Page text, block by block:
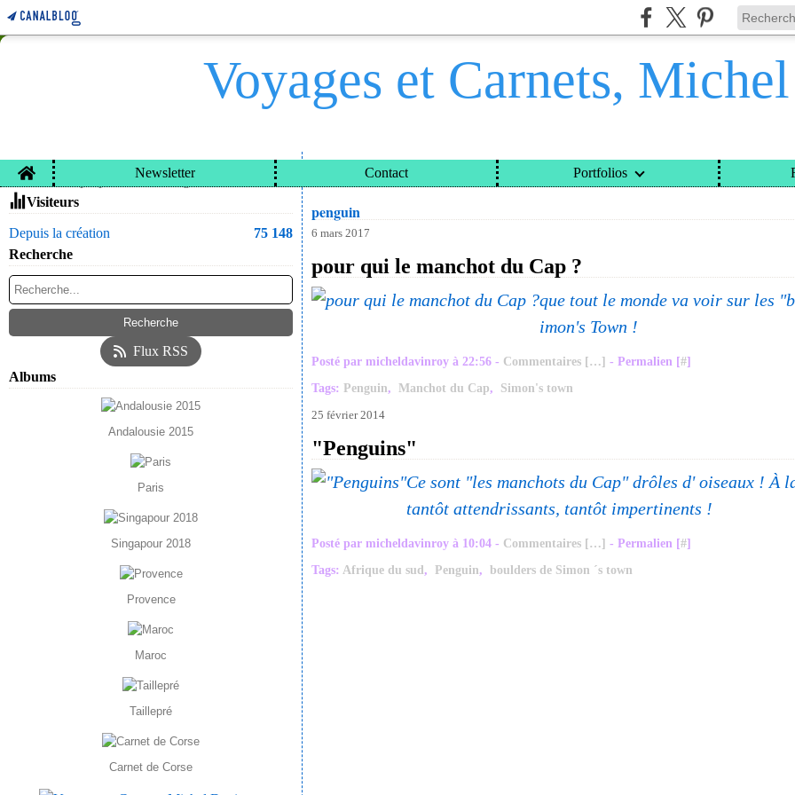
Voyages et Carnets,
Home Newsletter Contact Portfolios
Contacter le propriétaire du blog
Visiteurs
Depuis la création
75 148
Recherche
Flux RSS
Albums
Andalousie 2015
Paris
Singapour 2018
Provence
Maroc
Taillepré
Carnet de Corse
VOYAGES ET CARNETS, MICHEL DAVINROY CATEGORIES > PENGUIN
penguin
6 mars 2017
pour qui le manchot du Cap ?
que tout le monde va voir sur les
imon's Town !
Posté par micheldavinroy à 22:56 - Commentaires […] - Permalien [#]
Tags: Penguin, Manchot du Cap, Simon's town
25 février 2014
"Penguins"
Ce sont "les manchots du Cap" drôles d' oiseaux ! À
tantôt attendrissants, tantôt impertinents !
Posté par micheldavinroy à 10:04 - Commentaires […] - Permalien [#]
Tags: Afrique du sud , Penguin, boulders de Simon ´s town